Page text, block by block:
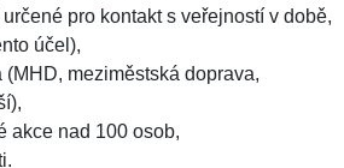
pro kontakt s veřejností v době,
účel),
meziměstská doprava,
akce nad 100 osob,